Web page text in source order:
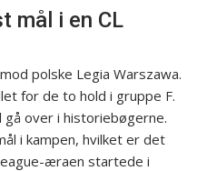
mål i en CL
polske Legia Warszawa.
for de to hold i gruppe F.
gå over i historiebøgerne.
i kampen, hvilket er det
æraen startede i